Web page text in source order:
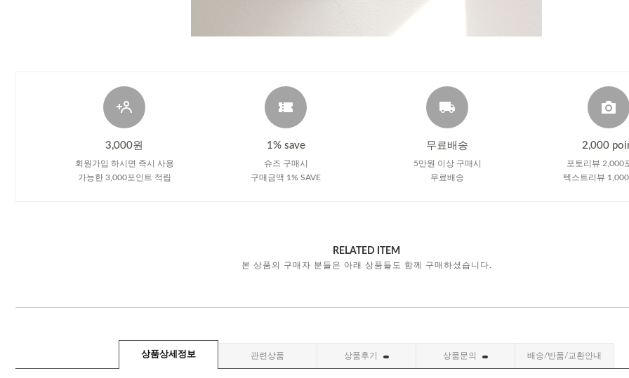
3,000원
회원가입 하시면 즉시 사용
가능한 3,000포인트 적립
1% save
슈즈 구매시
구매금액 1% SAVE
무료배송
5만원 이상 구매시
무료배송
2,000
포토리뷰 2,000
텍스트리뷰
RELATED ITEM
본 상품의 구매자 분들은 아래 상품들도 함께 구매하셨습니다.
상품상세정보 관련상품 상품후기 상품문의 배송/반품/교환안내